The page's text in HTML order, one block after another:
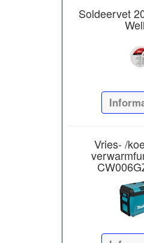
Soldeervet
Vries- /